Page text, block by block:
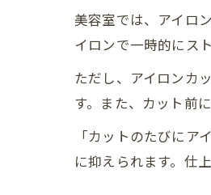
美容室では、アイロ
イロンで一時的にス
ただし、アイロンカ
す。また、カット前
「カットのたびに
に抑えられます。仕